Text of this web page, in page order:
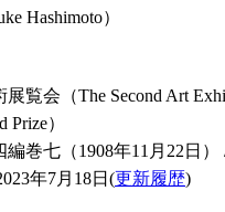
Hashimoto）
覧会（The Second Art
）
巻七（1908年11月22日）
年7月18日(更新履歴)